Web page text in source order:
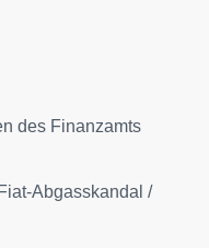
des Finanzamts
Abgasskandal /